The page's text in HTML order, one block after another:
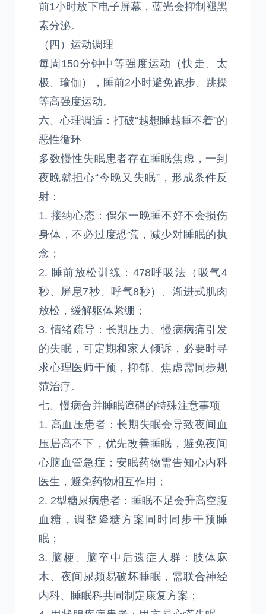
前1小时放下电子屏幕，蓝光会抑制褪黑
素分泌。
（四）运动调理
每周150分钟中等强度运动（快走、太
极、瑜伽），睡前2小时避免跑步、跳操
等高强度运动。
六、心理调适：打破“越想睡越睡不着”的
恶性循环
多数慢性失眠患者存在睡眠焦虑，一到
夜晚就担心“今晚又失眠”，形成条件反
射：
1. 接纳心态：偶尔一晚睡不好不会损伤
身体，不必过度恐慌，减少对睡眠的执
念；
2. 睡前放松训练：478呼吸法（吸气4
秒、屏息7秒、呼气8秒）、渐进式肌肉
放松，缓解躯体紧绷；
3. 情绪疏导：长期压力、慢病病痛引发
的失眠，可定期和家人倾诉，必要时寻
求心理医师干预，抑郁、焦虑需同步规
范治疗。
七、慢病合并睡眠障碍的特殊注意事项
1. 高血压患者：长期失眠会导致夜间血
压居高不下，优先改善睡眠，避免夜间
心脑血管急症；安眠药物需告知心内科
医生，避免药物相互作用；
2. 2型糖尿病患者：睡眠不足会升高空腹
血糖，调整降糖方案同时同步干预睡
眠；
3. 脑梗、脑卒中后遗症人群：肢体麻
木、夜间尿频易破坏睡眠，需联合神经
内科、睡眠科共同制定康复方案；